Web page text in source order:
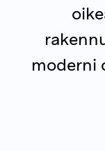
moderni